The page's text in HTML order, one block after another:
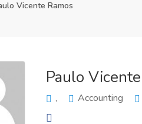
Vicente Ramos
Paulo
, Accounting